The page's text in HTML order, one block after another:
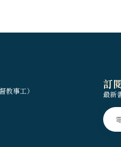
事工）
訂
最新